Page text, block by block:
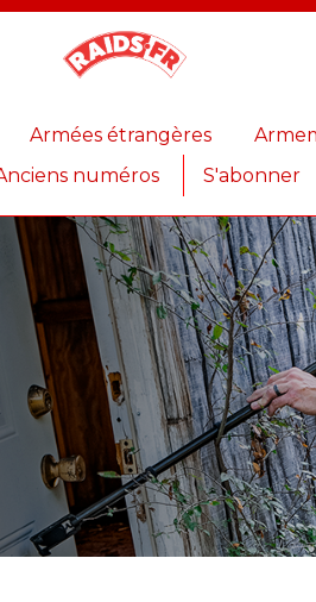
Armées étrangères
numéros S'abonner